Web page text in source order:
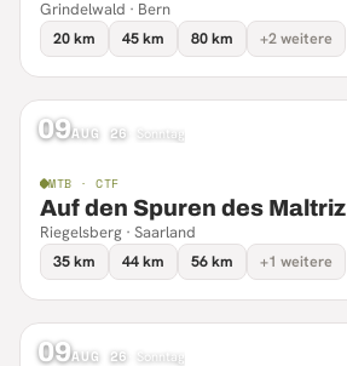
Grindelwald · Bern
20 km
45 km 80 km +2 weitere
09AUG 26 Sonntag
MTB · CTF
Auf den Spuren des Maltriz
Riegelsberg · Saarland
35 km
44 km 56 km +1 weitere
09AUG 26 Sonntag